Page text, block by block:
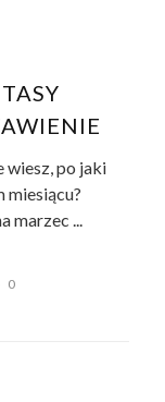
wiesz, po jaki
miesiącu?
marzec ...
0